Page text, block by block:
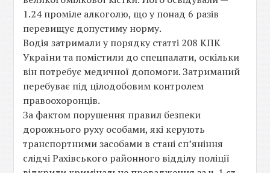
1.24 проміле алкоголю, що у понад 6 разів
перевищує допустиму норму.
Водія затримали у порядку статті 208 КПК
України та помістили до спецпалати, оскільки
він потребує медичної допомоги. Затриманий
перебуває під цілодобовим контролем
правоохоронців.
За фактом порушення правил безпеки
дорожнього руху особами, які керують
транспортними засобами в стані сп’яніння
слідчі Рахівського районного відділу поліції